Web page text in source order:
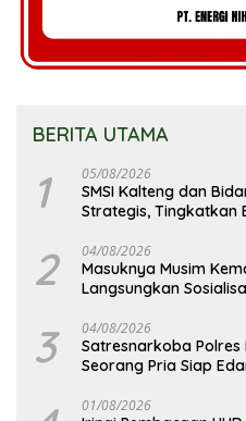
BERITA UTAMA
1 05/08/2026
SMSI Kalteng dan
Strategis, Tingkatkan
2 04/08/2026
Masuknya Musim
Langsungkan
3 04/08/2026
Satresnarkoba
Seorang Pria Siap
01/08/2026